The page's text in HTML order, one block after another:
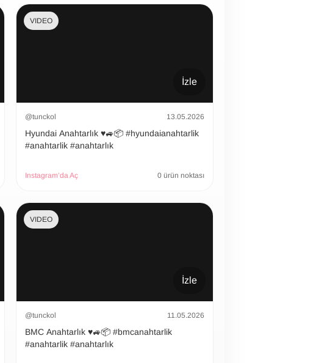
İzle
VIDEO
@tunckol 13.05.2026
Hyundai Anahtarlık ♥️🚙📦 #hyundaianahtarlik
#anahtarlik #anahtarlık
Instagram’da Aç 0 ürün noktası
İzle
VIDEO
@tunckol 11.05.2026
BMC Anahtarlık ♥️🚙📦 #bmcanahtarlik
#anahtarlik #anahtarlık